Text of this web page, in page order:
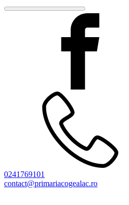
0241769101
contact@primariacogealac.ro